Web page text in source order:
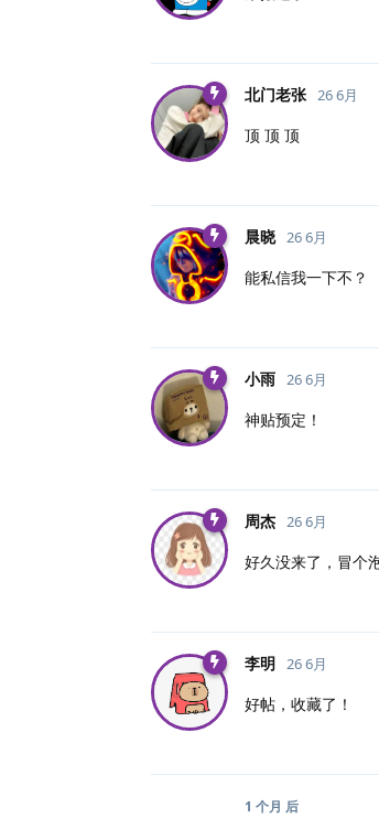
北门老张 26 6月
顶 顶 顶
晨晓 26 6月
能私信我一下不？
小雨 26 6月
神贴预定！
周杰 26 6月
好久没来了，冒个
李明 26 6月
好帖，收藏了！
1 个月 后